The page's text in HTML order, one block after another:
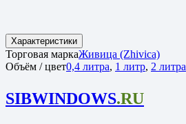
Характеристики
Торговая маркаЖивица (Zhivica)
Объём / цвет0,4 литра, 1 литр, 2 литра
SIBWINDOWS.RU